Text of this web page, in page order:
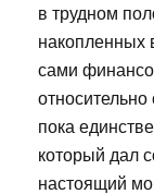
в трудном
накопленных
сами
пока
который дал
настоящий